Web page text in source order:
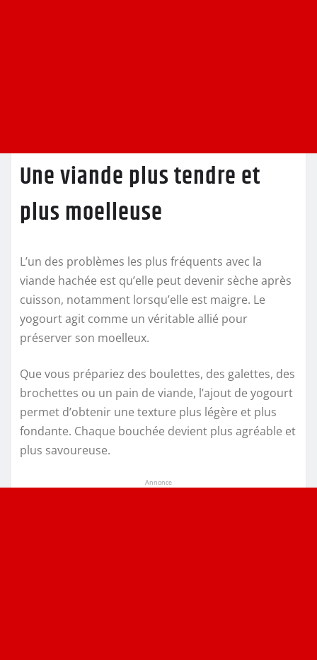
Une viande plus tendre et
plus moelleuse
L’un des problèmes les plus fréquents avec la
viande hachée est qu’elle peut devenir sèche après
cuisson, notamment lorsqu’elle est maigre. Le
yogourt agit comme un véritable allié pour
préserver son moelleux.
Que vous prépariez des boulettes, des galettes, des
brochettes ou un pain de viande, l’ajout de yogourt
permet d’obtenir une texture plus légère et plus
fondante. Chaque bouchée devient plus agréable et
plus savoureuse.
Annonce